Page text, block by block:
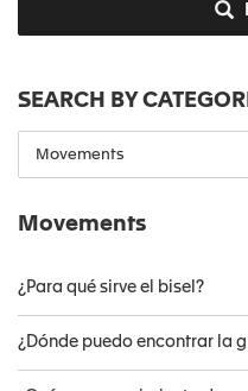
SEARCH BY
Movements
¿Para qué sirve el bisel?
¿Dónde puedo encontrar la